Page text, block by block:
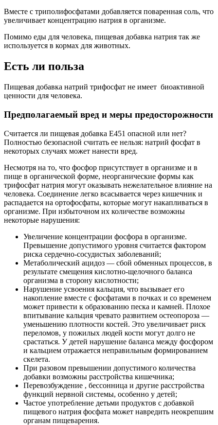
Вместе с триполифосфатами добавляется поваренная соль, что
увеличивает концентрацию натрия в организме.
Помимо еды для человека, пищевая добавка натрия так же
используется в кормах для животных.
Есть ли польза
Пищевая добавка натрий трифосфат не имеет биоактивной
ценности для человека.
Предполагаемый вред и меры предосторожности
Считается ли пищевая добавка Е451 опасной или нет?
Полностью безопасной считать ее нельзя: натрий фосфат в
некоторых случаях может нанести вред.
Несмотря на то, что фосфор присутствует в организме и в
пище в органической форме, неорганические формы как
трифосфат натрия могут оказывать нежелательное влияние на
человека. Соединение легко всасывается через кишечник и
распадается на ортофосфаты, которые могут накапливаться в
организме. При избыточном их количестве возможны
некоторые нарушения:
Увеличение концентрации фосфора в организме.
Превышение допустимого уровня считается фактором
риска сердечно-сосудистых заболеваний;
Метаболический ацидоз — сбой обменных процессов, в
результате смещения кислотно-щелочного баланса
организма в сторону кислотности;
Нарушение усвоения кальция, что вызывает его
накопление вместе с фосфатами в почках и со временем
может привести к образованию песка и камней. Плохое
впитывание кальция чревато развитием остеопороза —
уменьшению плотности костей. Это увеличивает риск
переломов, у пожилых людей кости могут долго не
срастаться. У детей нарушение баланса между фосфором
и кальцием отражается неправильным формированием
скелета.
При разовом превышении допустимого количества
добавки возможны расстройства кишечника;
Перевозбуждение , бессонница и другие расстройства
функций нервной системы, особенно у детей;
Частое употребление детьми продуктов с добавкой
пищевого натрия фосфата может навредить неокрепшим
органам пищеварения.